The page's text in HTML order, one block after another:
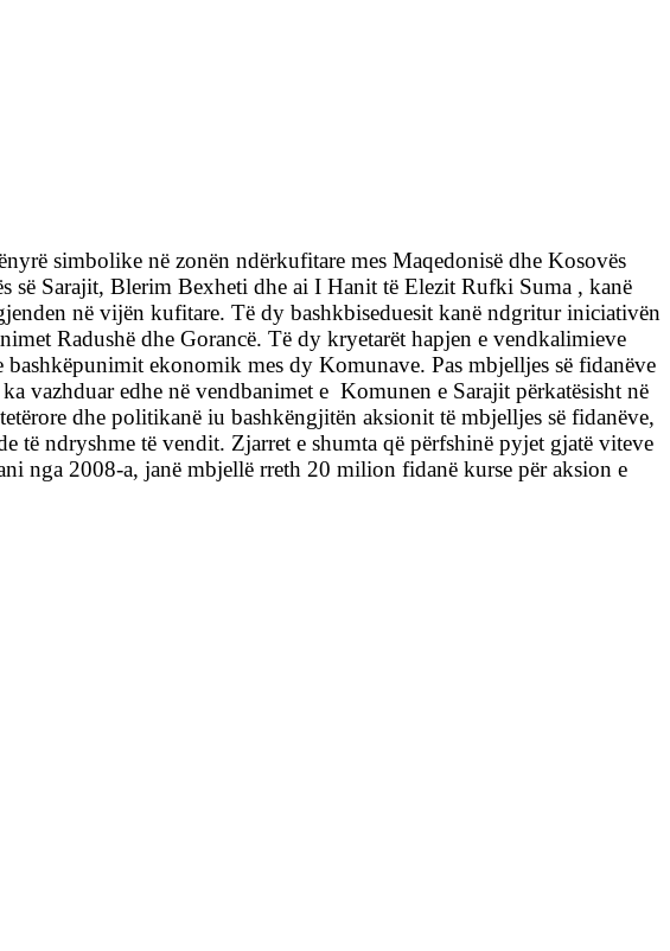
simbolike në zonën ndërkufitare mes Maqedonisë dhe Kosovës
së Sarajit, Blerim Bexheti dhe ai I Hanit të Elezit Rufki Suma , kanë
në vijën kufitare. Të dy bashkbiseduesit kanë ndgritur iniciativën
Radushë dhe Gorancë. Të dy kryetarët hapjen e vendkalimieve
ekonomik mes dy Komunave. Pas mbjelljes së fidanëve
vazhduar edhe në vendbanimet e Komunen e Sarajit përkatësisht në
dhe politikanë iu bashkëngjitën aksionit të mbjelljes së fidanëve,
të ndryshme të vendit. Zjarret e shumta që përfshinë pyjet gjatë viteve
nga 2008-a, janë mbjellë rreth 20 milion fidanë kurse për aksion e